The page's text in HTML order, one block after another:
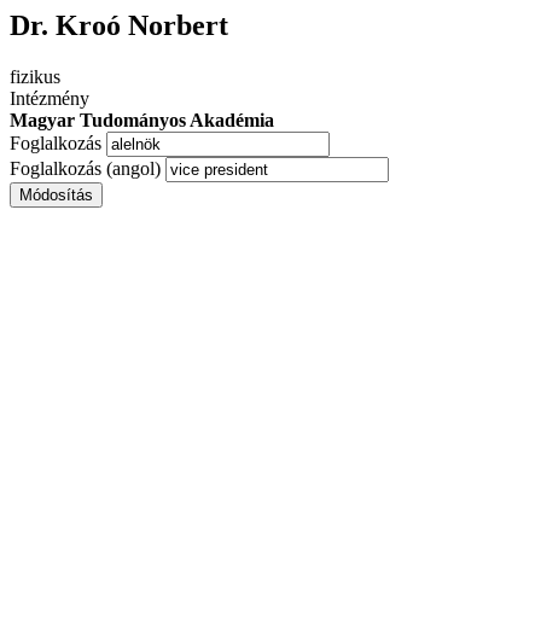
Dr. Kroó Norbert
fizikus
Intézmény
Magyar Tudományos Akadémia
Foglalkozás
Foglalkozás (angol)
Módosítás